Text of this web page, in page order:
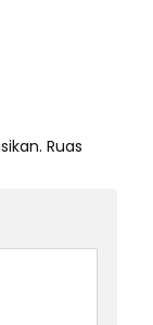
Ruas